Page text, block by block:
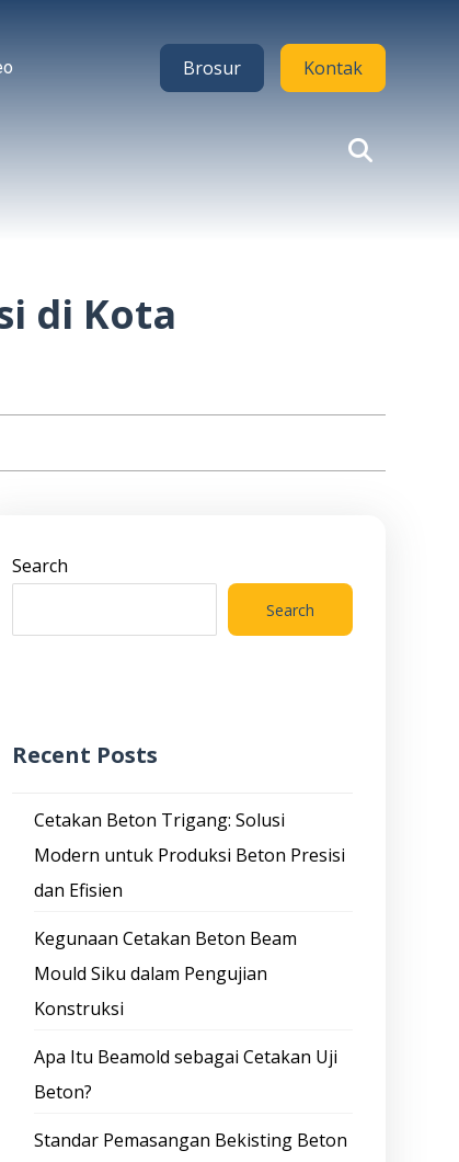
Kontak
Brosur
di Kota
Search
Search
Recent Posts
Cetakan Beton Trigang: Solusi
Modern untuk Produksi Beton Presisi
dan Efisien
Kegunaan Cetakan Beton Beam
Mould Siku dalam Pengujian
Konstruksi
Apa Itu Beamold sebagai Cetakan Uji
Beton?
Standar Pemasangan Bekisting Beton